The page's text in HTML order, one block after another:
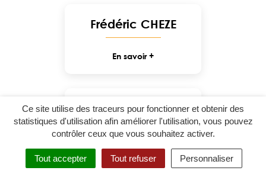
Ce site utilise des traceurs pour fonctionner et obtenir des
statistiques d'utilisation afin améliorer l'utilisation, vous pouvez
contrôler ceux que vous souhaitez activer.
Tout accepter Tout refuser Personnaliser
MENU RECHERCHE
Frédéric CHEZE
En savoir +
Pauline BELLOT
En savoir +